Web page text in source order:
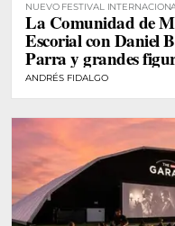
NUEVO FESTIVAL
DE MADRID
La Comunidad de
Escorial con Daniel
Parra y grandes
ANDRÉS FIDALGO